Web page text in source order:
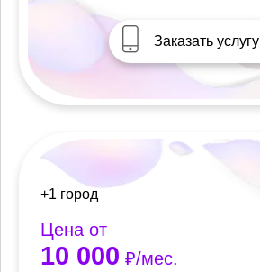
Заказать услугу
+1 город
Цена от
10 000 ₽/мес.